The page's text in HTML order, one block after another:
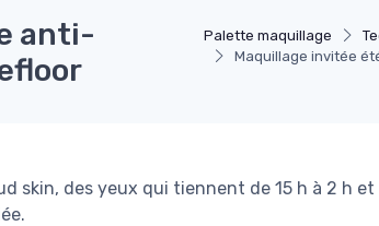
Palette maquillage
Maquillage invitée
anti-
skin, des yeux qui tiennent de 15 h à 2 h et